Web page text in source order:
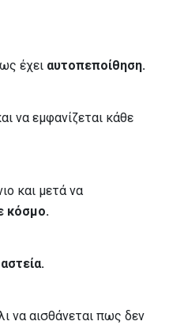
έχει αυτοπεποίθηση.
να εμφανίζεται κάθε
και μετά να
κόσμο.
αστεία.
να αισθάνεται πως δεν